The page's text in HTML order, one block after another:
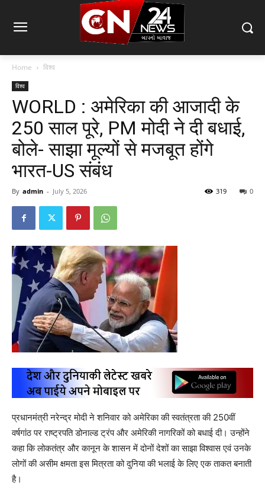
Home विश्व
विश्व
WORLD : अमेरिका की आजादी के
250 साल पूरे, PM मोदी ने दी बधाई,
बोले- साझा मूल्यों से मजबूत होंगे
भारत-US संबंध
By admin - July 5, 2026 0
319
प्रधानमंत्री नरेन्द्र मोदी ने शनिवार को अमेरिका की स्वतंत्रता की 250वीं
वर्षगांठ पर राष्ट्रपति डोनाल्ड ट्रंप और अमेरिकी नागरिकों को बधाई दी। उन्होंने
कहा कि लोकतंत्र और कानून के शासन में दोनों देशों का साझा विश्वास एवं उनके
लोगों की असीम क्षमता इस मित्रता को दुनिया की भलाई के लिए एक ताकत बनाती
है।